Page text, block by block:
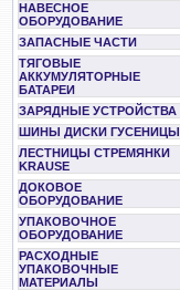
НАВЕСНОЕ
ОБОРУДОВАНИЕ
ЗАПАСНЫЕ ЧАСТИ
ТЯГОВЫЕ
АККУМУЛЯТОРНЫЕ
БАТАРЕИ
ЗАРЯДНЫЕ УСТРОЙСТВА
ШИНЫ ДИСКИ ГУСЕНИЦЫ
ЛЕСТНИЦЫ СТРЕМЯНКИ
KRAUSE
ДОКОВОЕ
ОБОРУДОВАНИЕ
УПАКОВОЧНОЕ
ОБОРУДОВАНИЕ
РАСХОДНЫЕ
УПАКОВОЧНЫЕ
МАТЕРИАЛЫ